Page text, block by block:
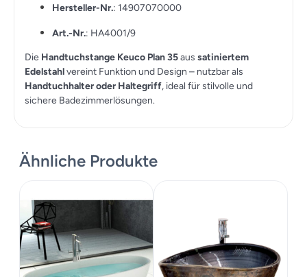
Hersteller-Nr.: 14907070000
Art.-Nr.: HA4001/9
Die Handtuchstange Keuco Plan 35aus satiniertem
Edelstahlvereint Funktion und Design – nutzbar als
Handtuchhalter oder Haltegriff, ideal für stilvolle und
sichere Badezimmerlösungen.
Ähnliche Produkte